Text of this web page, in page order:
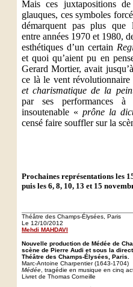
Mais ces juxtapositions
glauques, ces symboles
démarquent pas plus que
entre années 1970 et 1980,
esthétiques d’un certain
et quoi qu’aient pu en
Gerard Mortier, avait
ce là le vent
et charismatique de la
par ses performances
insoutenable « prône la
censé faire souffler sur la
Prochaines représentations les
puis les 6, 8, 10, 13 et 15
Théâtre des Champs-Élysées, Paris
Le 12/10/2012
Mehdi MAHDAVI
Nouvelle production de Médée de
scène de Pierre Audi et sous la
Théâtre des Champs-Élysées, Paris.
Marc-Antoine Charpentier (1643-1704)
Médée , tragédie en musique en cinq
Livret de Thomas Corneille